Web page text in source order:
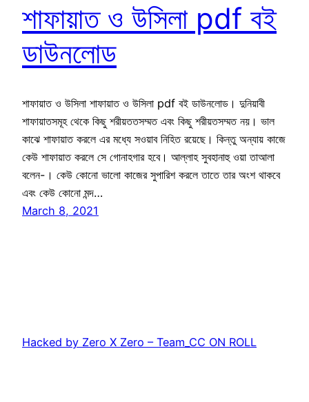
শাফায়াত ও উসিলা pdf বই
ডাউনলোড
শাফায়াত ও উসিলা শাফায়াত ও উসিলা pdf বই ডাউনলোড। দুনিয়াবী
শাফায়াতসমূহ থেকে কিছু শরীয়ততসম্মত এবং কিছু শরীয়তসম্মত নয়। ভাল
কাঝে শাফায়াত করলে এর মধ্যে সওয়াব নিহিত রয়েছে। কিন্তু অন্যায় কাজে
কেউ শাফায়াত করলে সে গোনাহগার হবে। আল্লাহ সুবহানাহু ওয়া তাআলা
বলেন-। কেউ কোনো ভালো কাজের সুপারিশ করলে তাতে তার অংশ থাকবে
এবং কেউ কোনো মন্দ…
March 8, 2021
Hacked by Zero X Zero – Team_CC ON ROLL